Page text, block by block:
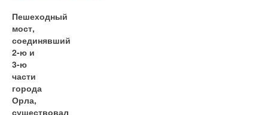
Пешеходный
мост,
соединявший
2-ю и
3-ю
части
города
Орла,
существовал